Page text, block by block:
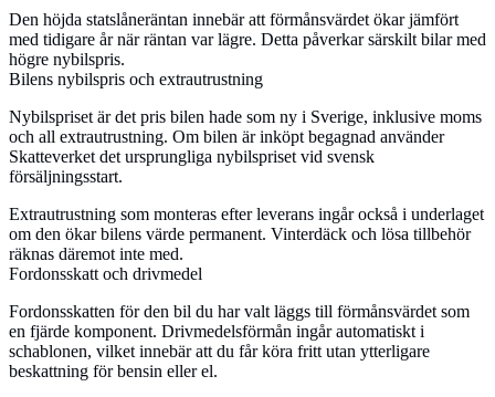
Den höjda statslåneräntan innebär att förmånsvärdet ökar jämfört
med tidigare år när räntan var lägre. Detta påverkar särskilt bilar med
högre nybilspris.
Bilens nybilspris och extrautrustning
Nybilspriset är det pris bilen hade som ny i Sverige, inklusive moms
och all extrautrustning. Om bilen är inköpt begagnad använder
Skatteverket det ursprungliga nybilspriset vid svensk
försäljningsstart.
Extrautrustning som monteras efter leverans ingår också i underlaget
om den ökar bilens värde permanent. Vinterdäck och lösa tillbehör
räknas däremot inte med.
Fordonsskatt och drivmedel
Fordonsskatten för den bil du har valt läggs till förmånsvärdet som
en fjärde komponent. Drivmedelsförmån ingår automatiskt i
schablonen, vilket innebär att du får köra fritt utan ytterligare
beskattning för bensin eller el.